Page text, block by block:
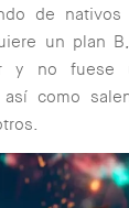
de
un plan
y no
como